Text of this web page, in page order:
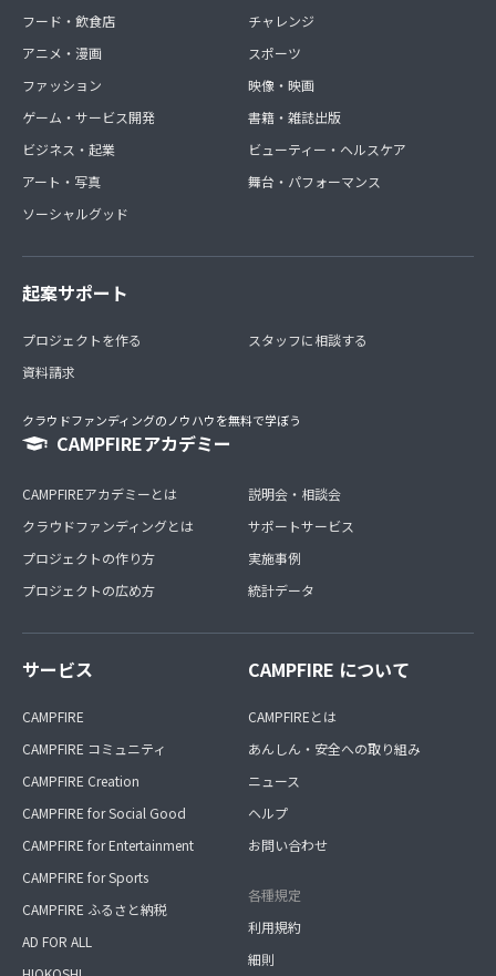
フード・飲食店
アニメ・漫画
ファッション
ゲーム・サービス開発
ビジネス・起業
アート・写真
ソーシャルグッド
チャレンジ
スポーツ
映像・映画
書籍・雑誌出版
ビューティー・ヘルスケア
舞台・パフォーマンス
起案サポート
プロジェクトを作る
資料請求
スタッフに相談する
クラウドファンディングのノウハウを無料で学ぼう
CAMPFIREアカデミー
CAMPFIREアカデミーとは
クラウドファンディングとは
プロジェクトの作り方
プロジェクトの広め方
説明会・相談会
サポートサービス
実施事例
統計データ
サービス
CAMPFIRE
CAMPFIRE コミュニティ
CAMPFIRE Creation
CAMPFIRE for Social Good
CAMPFIRE for Entertainment
CAMPFIRE for Sports
CAMPFIRE ふるさと納税
AD FOR ALL
CAMPFIRE について
CAMPFIREとは
あんしん・安全への取り組み
ニュース
ヘルプ
お問い合わせ
各種規定
利用規約
細則